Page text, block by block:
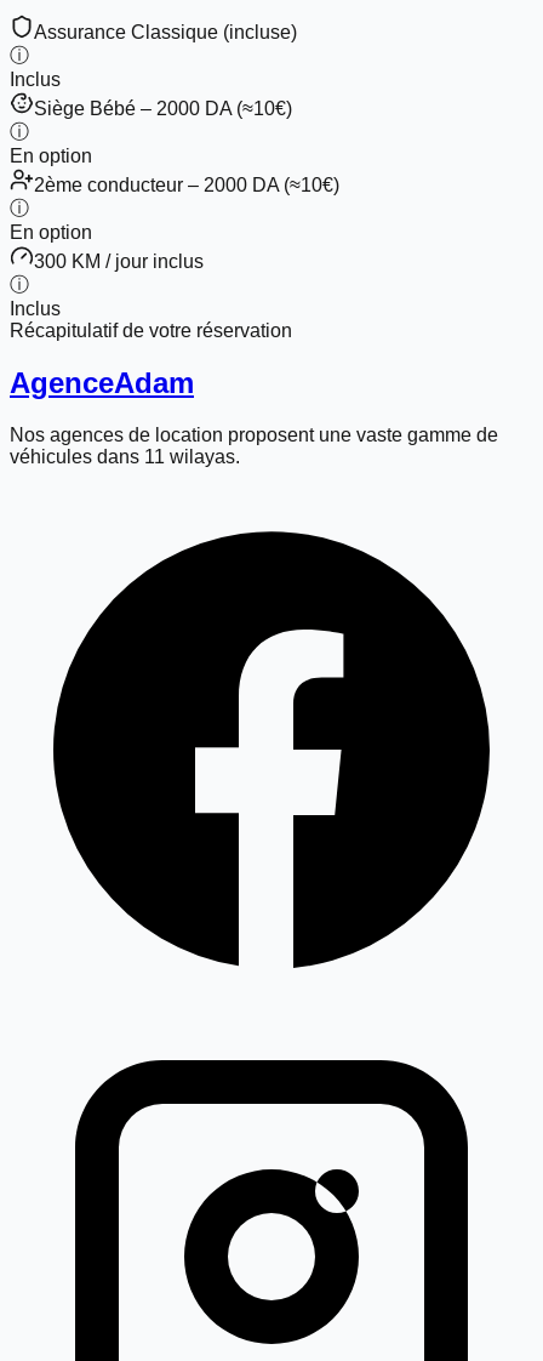
Assurance Classique (incluse)
ⓘ
Inclus
Siège Bébé – 2000 DA (≈10€)
ⓘ
En option
2ème conducteur – 2000 DA (≈10€)
ⓘ
En option
300 KM / jour inclus
ⓘ
Inclus
Récapitulatif de votre réservation
AgenceAdam
Nos agences de location proposent une vaste gamme de
véhicules dans 11 wilayas.